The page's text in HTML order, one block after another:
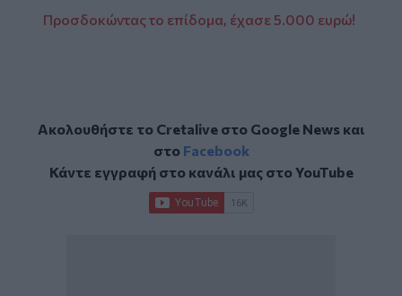
Προσδοκώντας το επίδομα, έχασε 5.000 ευρώ!
Ακολουθήστε το Cretalive στο Google Newsκαι
στο Facebook
Κάντε εγγραφή στο κανάλι μας στοYouTube